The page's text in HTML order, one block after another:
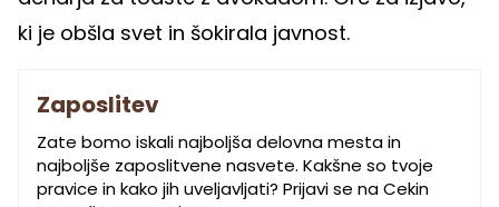
ki je obšla svet in šokirala javnost.
Zaposlitev
Zate bomo iskali najboljša delovna mesta in
najboljše zaposlitvene nasvete. Kakšne so tvoje
pravice in kako jih uveljavljati? Prijavi se na Cekin